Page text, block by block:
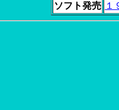
ソフト発売 １